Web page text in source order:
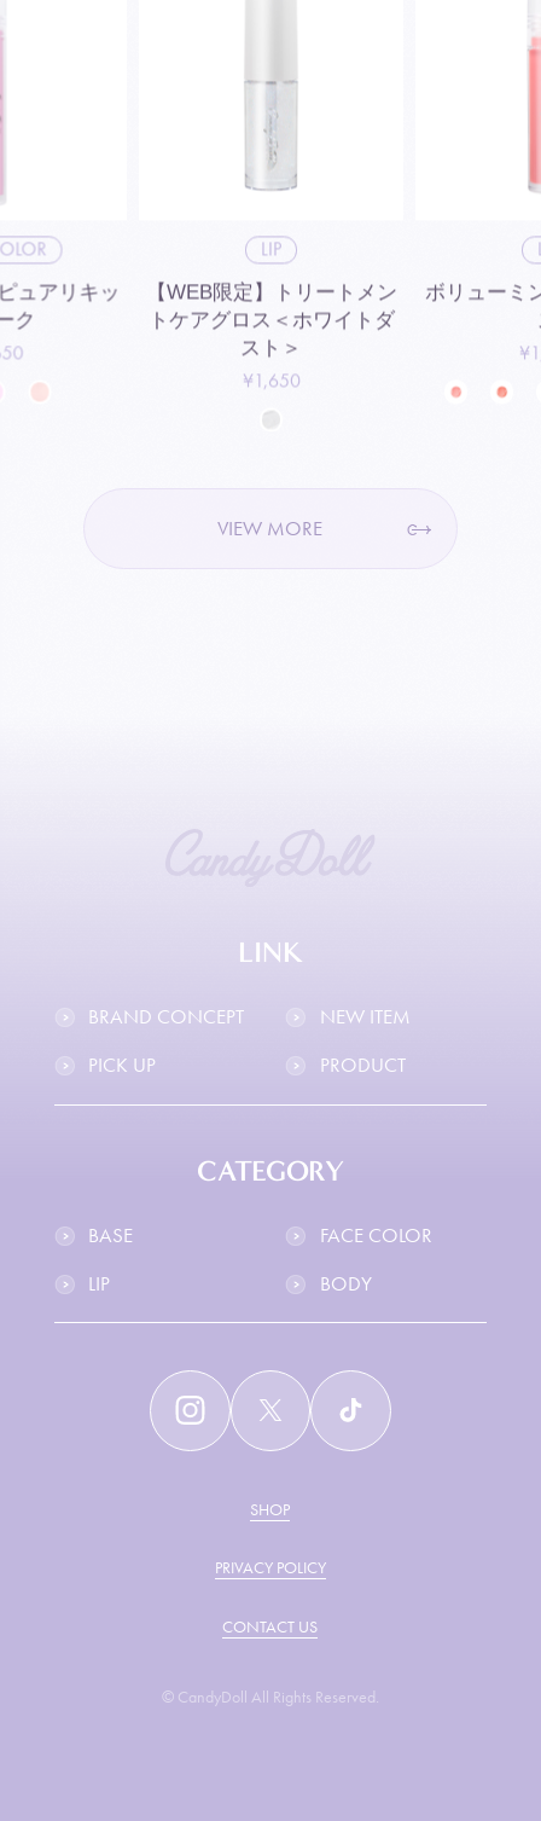
ュアリキッ
ク
LIP
【WEB限定】トリートメン
トケアグロス＜ホワイトダ
スト＞
¥1,650
ボリューミ
VIEW MORE
LINK
BRAND CONCEPT
NEW ITEM
PICK UP
PRODUCT
CATEGORY
BASE
FACE COLOR
LIP
BODY
SHOP
PRIVACY POLICY
CONTACT US
© CandyDoll All Rights Reserved.